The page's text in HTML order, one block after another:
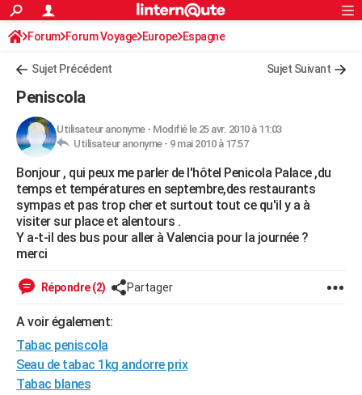
ACTUALITÉS
Politique
Société
Faits Divers
Education
Monde
Villes
+
FINANCE
Retraite
Impôts
Epargne
Immobilier
Risques naturels par ville
Banque
Assurance
Crédit
AUTO
Essais
Réserver un essai
Citadines
Berlines
SUV
Forum auto
+HIGH-TECH
Mobiles
Meilleur smartphone
Internet
Ordinateurs
Jeux vidéo
Guide high-tech
+BRICOLAGE
Forum
Aménagement intérieur
Extérieur
Cuisine
Salle de bains
Jardinage
Rangement
WEEK-END
Guides de France
Escapades
Patrimoine
Expositions
Musées
Week-end nature
LIFESTYLE
SANTE
Alimentation
Guide de la santé
Maladies
Médicaments
Sommeil
VOYAGE
Destinations
City break
Voyage nature
Voyage de noces
Forum
Climat
+PHOTO
S'inscrire
Connexion
Forum Forum Voyage Europe Espagne
Sujet Précédent Sujet Suivant
Peniscola
Utilisateur anonyme- Modifié le 25 avr. 2010 à 11:03
Utilisateur anonyme - 9 mai 2010 à 17:57
Bonjour , qui peux me parler de l'hôtel Penicola Palace ,du
temps et températures en septembre,des restaurants
sympas et pas trop cher et surtout tout ce qu'il y a à
visiter sur place et alentours .
Y a-t-il des bus pour aller à Valencia pour la journée ?
merci
Répondre (2) Partager
A voir également:
Tabac peniscola
Seau de tabac 1kg andorre prix
Tabac blanes